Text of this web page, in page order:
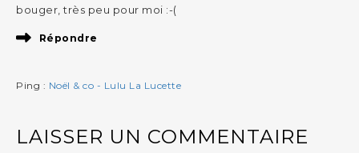
bouger, très peu pour moi :-(
Répondre
Ping : Noël & co - Lulu La Lucette
LAISSER UN COMMENTAIRE